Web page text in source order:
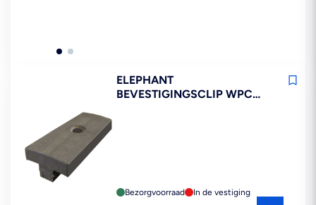
ELEPHANT
BEVESTIGINGSCLIP WPC
Bezorgvoorraad In de vestiging